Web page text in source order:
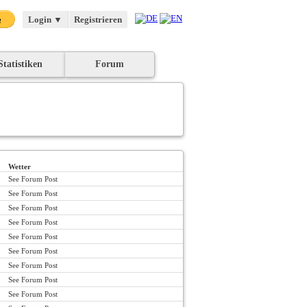
Login ▼ Registrieren
Forum
Wetter
See Forum Post
See Forum Post
See Forum Post
See Forum Post
See Forum Post
See Forum Post
See Forum Post
See Forum Post
See Forum Post